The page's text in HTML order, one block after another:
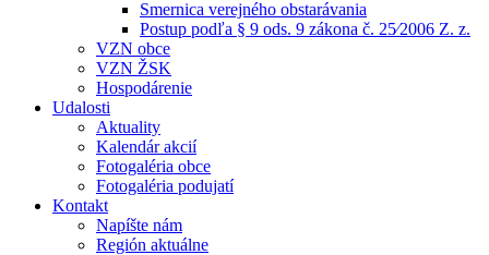
Smernica verejného obstarávania
Postup podľa § 9 ods. 9 zákona č. 25⁄2006 Z. z.
VZN obce
VZN ŽSK
Hospodárenie
Udalosti
Aktuality
Kalendár akcií
Fotogaléria obce
Fotogaléria podujatí
Kontakt
Napíšte nám
Región aktuálne